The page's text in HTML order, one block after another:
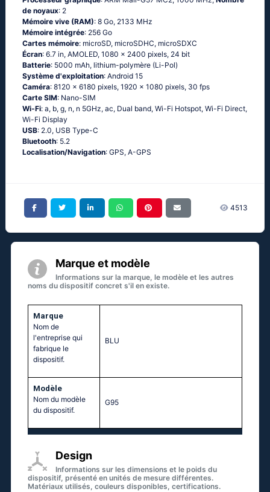
de noyaux: 2
Mémoire vive (RAM): 8 Go, 2133 MHz
Mémoire intégrée: 256 Go
Cartes mémoire: microSD, microSDHC, microSDXC
Écran: 6.7 in, AMOLED, 1080 x 2400 pixels, 24 bit
Batterie: 5000 mAh, lithium-polymère (Li-Pol)
Système d'exploitation: Android 15
Caméra: 8120 x 6180 pixels, 1920 x 1080 pixels, 30 fps
Carte SIM: Nano-SIM
Wi-Fi: a, b, g, n, n 5GHz, ac, Dual band, Wi-Fi Hotspot, Wi-Fi Direct,
Wi-Fi Display
USB: 2.0, USB Type-C
Bluetooth: 5.2
Localisation/Navigation: GPS, A-GPS
4513
Marque et modèle
Informations sur la marque, le modèle et les autres
noms du dispositif concret s'il en existe.
Marque
Nom de
l'entreprise qui
fabrique le
dispositif.
BLU
Modèle
Nom du modèle
du dispositif.
G95
Design
Informations sur les dimensions et le poids du
dispositif, présenté en unités de mesure différentes.
Matériaux utilisés, couleurs disponibles, certifications.